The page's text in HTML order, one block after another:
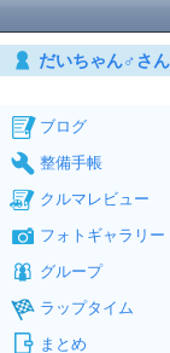
だいちゃん♂さん
ブログ
整備手帳
クルマレビュー
フォトギャラリー
グループ
ラップタイム
まとめ